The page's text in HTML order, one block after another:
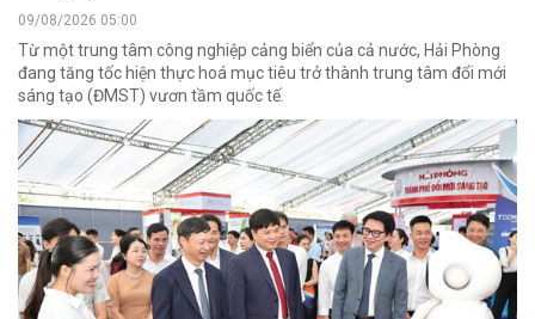
09/08/2026 05:00
Từ một trung tâm công nghiệp cảng biển của cả nước, Hải Phòng
đang tăng tốc hiện thực hoá mục tiêu trở thành trung tâm đổi mới
sáng tạo (ĐMST) vươn tầm quốc tế.